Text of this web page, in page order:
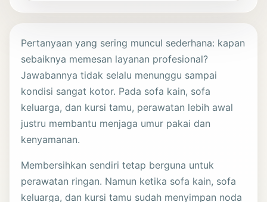
Pertanyaan yang sering muncul sederhana: kapan
sebaiknya memesan layanan profesional?
Jawabannya tidak selalu menunggu sampai
kondisi sangat kotor. Pada sofa kain, sofa
keluarga, dan kursi tamu, perawatan lebih awal
justru membantu menjaga umur pakai dan
kenyamanan.
Membersihkan sendiri tetap berguna untuk
perawatan ringan. Namun ketika sofa kain, sofa
keluarga, dan kursi tamu sudah menyimpan noda